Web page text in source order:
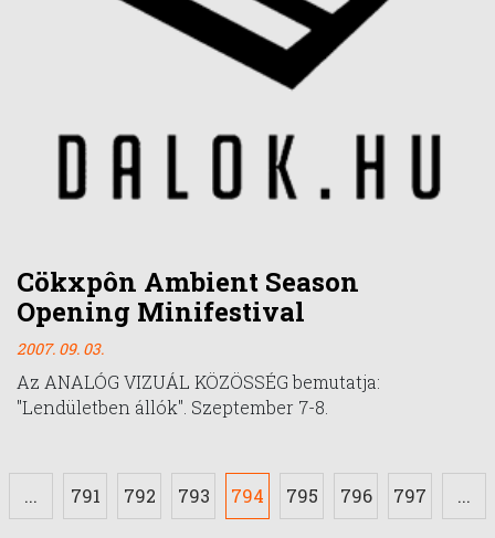
Cökxpôn Ambient Season
Opening Minifestival
2007. 09. 03.
Az ANALÓG VIZUÁL KÖZÖSSÉG bemutatja:
"Lendületben állók". Szeptember 7-8.
... 791 792 793 794 795 796 797 ...